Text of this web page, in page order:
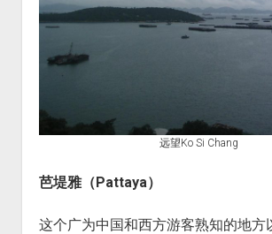
远望Ko Si Chang
芭堤雅（Pattaya）
这个广为中国和西方游客熟知的地方